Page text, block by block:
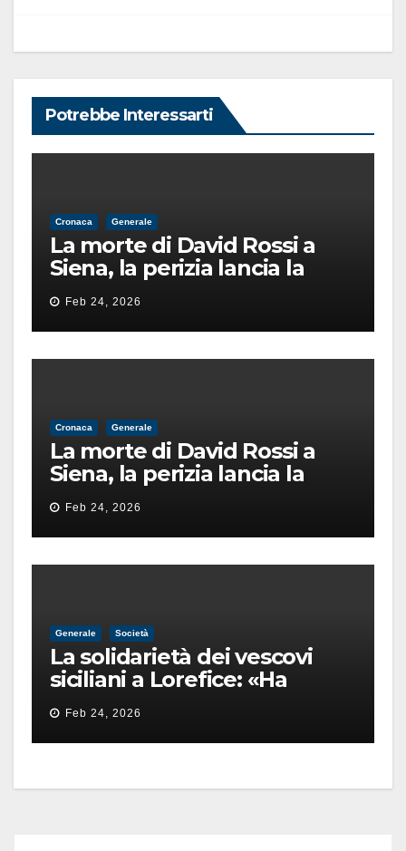
Potrebbe Interessarti
Cronaca Generale
La morte di David Rossi a
Siena, la perizia lancia la
pista di un’intimidazione
finita male
Feb 24, 2026
Cronaca Generale
La morte di David Rossi a
Siena, la perizia lancia la
pista di un’intimidazione
finita male
Feb 24, 2026
Generale Società
La solidarietà dei vescovi
siciliani a Lorefice: «Ha
difeso il valore e la dignità
dell’umanità»
Feb 24, 2026